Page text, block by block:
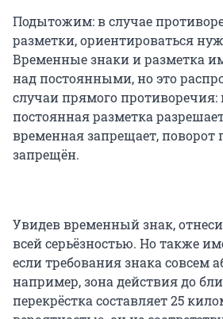
Подытожим: в случае
разметки, ориентироваться
Временные знаки и разметка
над постоянными, но это
случаи прямого противоречия:
постоянная разметка
временная запрещает, поворот
запрещён.
Увидев временный знак,
всей серьёзностью. Но также
если требования знака совсем
например, зона действия до
перекрёстка составляет 25